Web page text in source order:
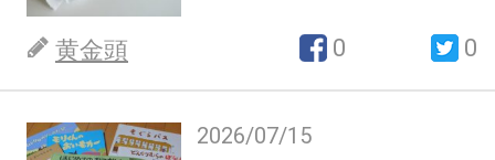
黄金頭 0 0
2026/07/15